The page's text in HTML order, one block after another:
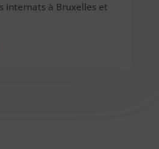
internats à Bruxelles et